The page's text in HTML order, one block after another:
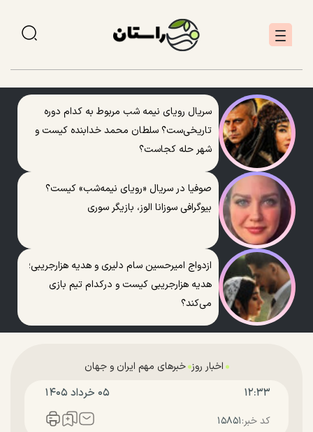
سریال رویای نیمه شب مربوط به کدام دوره
تاریخی‌ست؟ سلطان محمد خدابنده کیست و
شهر حله کجاست؟
صوفیا در سریال «رویای نیمه‌شب» کیست؟
بیوگرافی سوزانا الوز، بازیگر سوری
ازدواج امیرحسین سام دلیری و هدیه هزارجریبی؛
هدیه هزارجریبی کیست و درکدام تیم بازی
می‌کند؟
اخبار روز خبرهای مهم ایران و جهان
۱۲:۳۳ ۰۵ خرداد ۱۴۰۵
کد خبر:۱۵۸۵۱